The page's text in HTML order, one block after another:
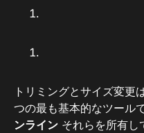
トリミングとサイズ変更
つの最も基本的なツール
ンライン それらを所有し